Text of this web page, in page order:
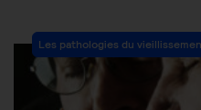
Post
Category:
Les pathologies du